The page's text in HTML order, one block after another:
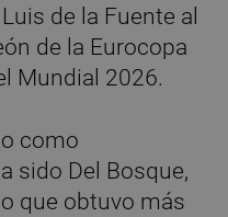
de la Fuente al
de la Eurocopa
Mundial 2026.
como
sido Del Bosque,
que obtuvo más